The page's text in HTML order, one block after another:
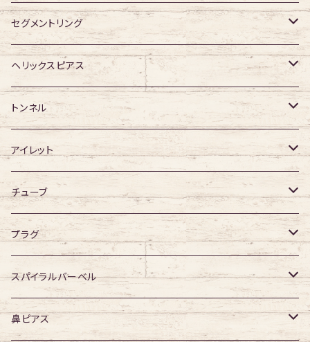
ジュエル有り
ジュエル無し
ジュエル有り
サージカルチタン
ジュエル無し
ジュエル有り
アクリル
316Lサージカルステンレス
ジュエル無し
ジュエル有り
サージカルチタン
ジュエル無し
ジュエル有り
セグメントリング
316Lサージカルステンレス
サージカルチタン
アクリル
ヘリックスピアス
ジュエル無し
ジュエル有り
トンネル
316Lサージカルステンレス
デザイン無し
デザイン有り
アクリル
アイレット
シングルフレア
ダブルフレア
チューブ
デザイン無し
デザイン有り
プラグ
デザイン無し
デザイン有り
スパイラルバーベル
316Lサージカルステンレス
鼻ピアス